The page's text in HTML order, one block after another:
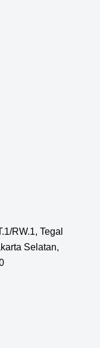
RW.1, Tegal
Selatan,